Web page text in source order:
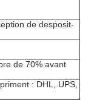
de desposit-
de 70% avant
: DHL, UPS,